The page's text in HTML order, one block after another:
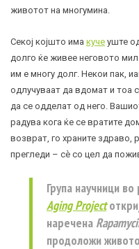
животот на многумина.
Секој којшто има куче уште
долго ќе живее неговото
им е многу долг. Некои пак,
одлучуваат да вдомат и тоа
да се одделат од него.
радува кога ќе се вратите
возврат, го храните здраво,
прегледи – сè со цел да
Група научници
Aging Project
наречена
продоложи